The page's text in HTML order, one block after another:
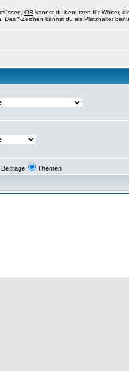
OR kannst du benutzen für Wörter,
Das *-Zeichen kannst du als Platzhalter
Beiträge Themen